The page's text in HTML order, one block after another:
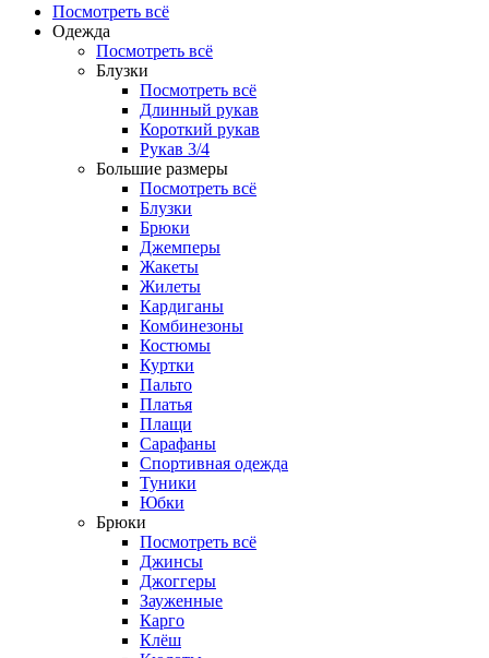
Посмотреть всё
Одежда
Посмотреть всё
Блузки
Посмотреть всё
Длинный рукав
Короткий рукав
Рукав 3/4
Большие размеры
Посмотреть всё
Блузки
Брюки
Джемперы
Жакеты
Жилеты
Кардиганы
Комбинезоны
Костюмы
Куртки
Пальто
Платья
Плащи
Сарафаны
Спортивная одежда
Туники
Юбки
Брюки
Посмотреть всё
Джинсы
Джоггеры
Зауженные
Карго
Клёш